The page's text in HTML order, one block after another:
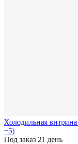
Холодильная
+5)
Под заказ 21 день